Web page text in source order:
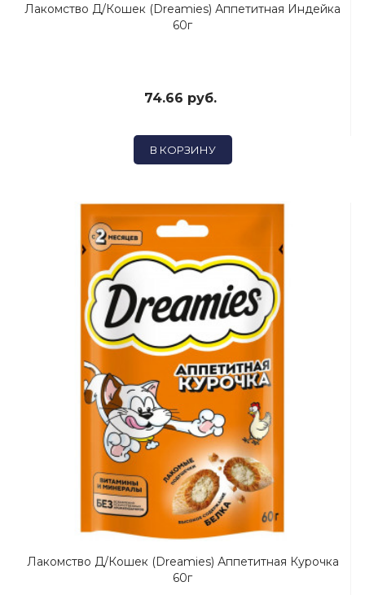
Лакомство Д/кошек (Dreamies) Аппетитная Индейка
60г
74.66 руб.
В КОРЗИНУ
Лакомство Д/кошек (Dreamies) Аппетитная Курочка
60г